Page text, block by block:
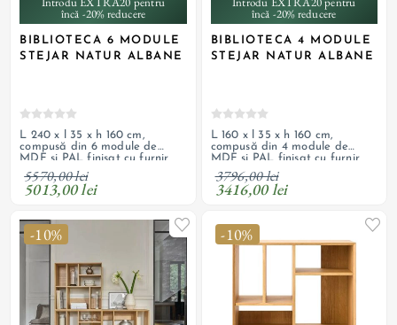
încă -20% reducere
BIBLIOTECA 6 MODULE
STEJAR NATUR ALBANE
L 240 x l 35 x h 160 cm,
compusă din 6 module de
MDF și PAL finisat cu furnir
natural din stejar natur lăcuit,
cu margini teșite
5570,00 lei
5013,00 lei
încă -20% reducere
BIBLIOTECA 4 MODULE
STEJAR NATUR ALBANE
L 160 x l 35 x h 160 cm,
compusă din 4 module de
MDF și PAL finisat cu furnir
natural din stejar natur lăcuit,
cu margini teșite
3796,00 lei
3416,00 lei
-10% -10%